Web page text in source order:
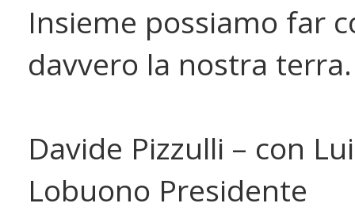
Insieme possiamo far
davvero la nostra
Davide Pizzulli – con
Lobuono Presidente